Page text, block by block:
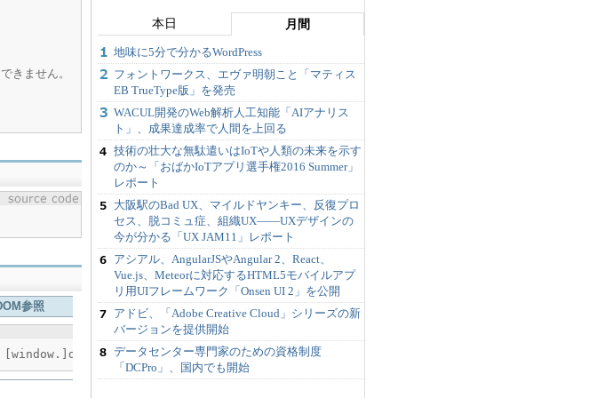
きません。
参照
[window.]document.getElementById("【ID属性値】").align
本日 月間
地味に5分で分かるWordPress
フォントワークス、エヴァ明朝こと「マティス
EB TrueType版」を発売
WACUL開発のWeb解析人工知能「AIアナリス
ト」、成果達成率で人間を上回る
技術の壮大な無駄遣いはIoTや人類の未来を示す
のか～「おばかIoTアプリ選手権2016 Summer」
レポート
大阪駅のBad UX、マイルドヤンキー、反復プロ
セス、脱コミュ症、組織UX――UXデザインの
今が分かる「UX JAM11」レポート
アシアル、AngularJSやAngular 2、React、
Vue.js、Meteorに対応するHTML5モバイルアプ
リ用UIフレームワーク「Onsen UI 2」を公開
アドビ、「Adobe Creative Cloud」シリーズの新
バージョンを提供開始
データセンター専門家のための資格制度
「DCPro」、国内でも開始